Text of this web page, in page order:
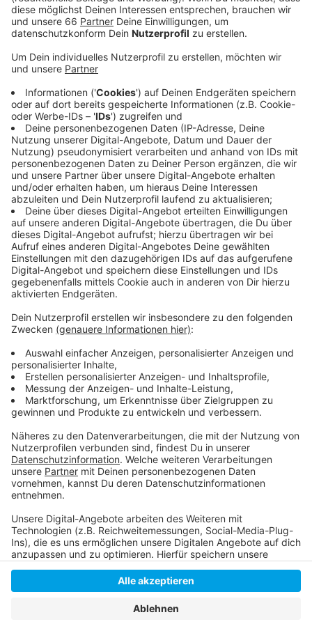
Anzeige
Geruchsbelästigung kam wurde über die Warn-App
NINA vor einer möglichen Geruchsbelästigung
gewarnt. Durch die Einsatzkräfte wurden Messungen
durchgeführt. Es bestand keine Gefahr für die
Bevölkerung. Am späteren Abend war das Feuer dann
unter Kontrolle - und die Warnung der Bevölkerung
konnte zurückgenommen werden. Nach vier Stunden
konnten die letzten der rund 90 Einsatzkräfte der
Berufs- und freiwilligen Feuerwehr zu ihren Standorten
zurückkehren.
Anzeige
Weitere Infos und Links zum Thema
Anzeige
Hier berichtet die Feuerwehr
Anzeige